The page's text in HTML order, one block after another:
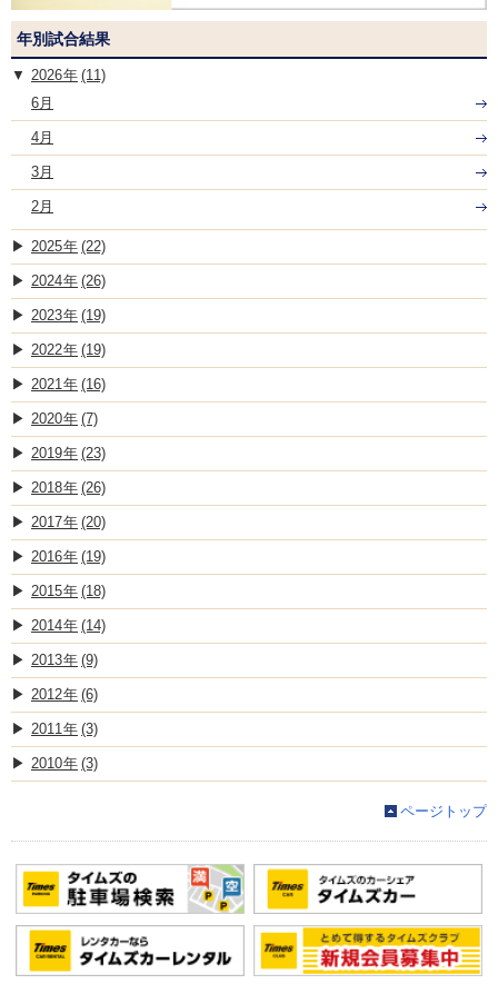
年別試合結果
2026
(11)
6月
4月
3月
2月
2025 (22)
2024 (26)
2023 (19)
2022 (19)
2021 (16)
2020 (7)
2019 (23)
2018 (26)
2017 (20)
2016 (19)
2015 (18)
2014 (14)
2013 (9)
2012 (6)
2011 (3)
2010 (3)
ページトップ